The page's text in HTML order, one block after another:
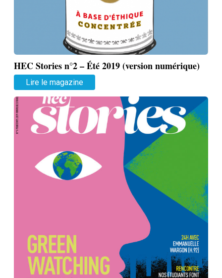
HEC Stories n°2 – Été 2019 (version numérique)
Lire le magazine